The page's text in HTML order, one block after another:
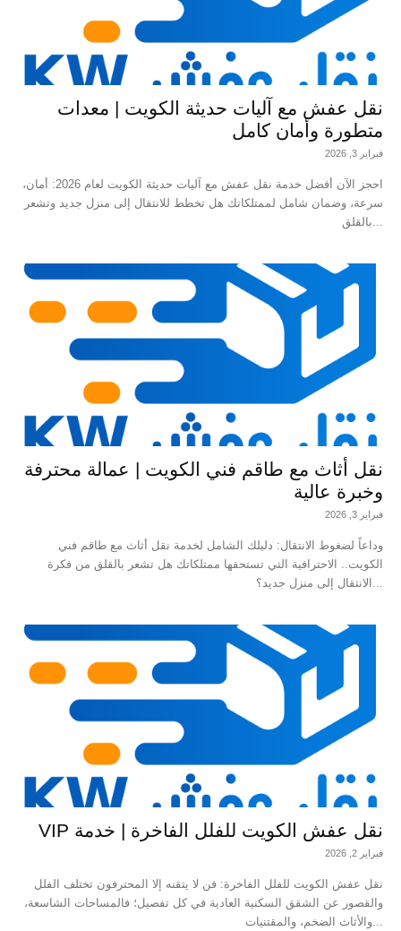
نقل عفش مع آليات حديثة الكويت | معدات
متطورة وأمان كامل
فبراير 3, 2026
احجز الآن أفضل خدمة نقل عفش مع آليات حديثة الكويت لعام 2026: أمان،
سرعة، وضمان شامل لممتلكاتك هل تخطط للانتقال إلى منزل جديد وتشعر
بالقلق...
نقل أثاث مع طاقم فني الكويت | عمالة محترفة
وخبرة عالية
فبراير 3, 2026
وداعاً لضغوط الانتقال: دليلك الشامل لخدمة نقل أثاث مع طاقم فني
الكويت.. الاحترافية التي تستحقها ممتلكاتك هل تشعر بالقلق من فكرة
الانتقال إلى منزل جديد؟...
نقل عفش الكويت للفلل الفاخرة | خدمة VIP
فبراير 2, 2026
نقل عفش الكويت للفلل الفاخرة: فن لا يتقنه إلا المحترفون تختلف الفلل
والقصور عن الشقق السكنية العادية في كل تفصيل؛ فالمساحات الشاسعة،
والأثاث الضخم، والمقتنيات...